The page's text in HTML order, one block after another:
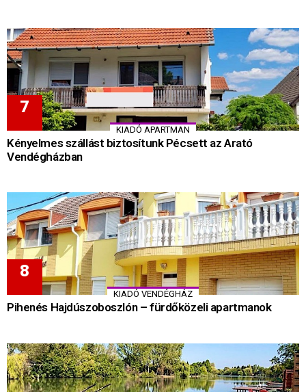
KIADÓ APARTMAN
Kényelmes szállást biztosítunk Pécsett az Arató
Vendégházban
KIADÓ VENDÉGHÁZ
Pihenés Hajdúszoboszlón – fürdőközeli apartmanok